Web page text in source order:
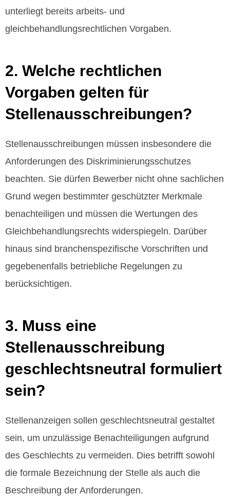
unterliegt bereits arbeits- und
gleichbehandlungsrechtlichen Vorgaben.
2. Welche rechtlichen
Vorgaben gelten für
Stellenausschreibungen?
Stellenausschreibungen müssen insbesondere die
Anforderungen des Diskriminierungsschutzes
beachten. Sie dürfen Bewerber nicht ohne sachlichen
Grund wegen bestimmter geschützter Merkmale
benachteiligen und müssen die Wertungen des
Gleichbehandlungsrechts widerspiegeln. Darüber
hinaus sind branchenspezifische Vorschriften und
gegebenenfalls betriebliche Regelungen zu
berücksichtigen.
3. Muss eine
Stellenausschreibung
geschlechtsneutral formuliert
sein?
Stellenanzeigen sollen geschlechtsneutral gestaltet
sein, um unzulässige Benachteiligungen aufgrund
des Geschlechts zu vermeiden. Dies betrifft sowohl
die formale Bezeichnung der Stelle als auch die
Beschreibung der Anforderungen.